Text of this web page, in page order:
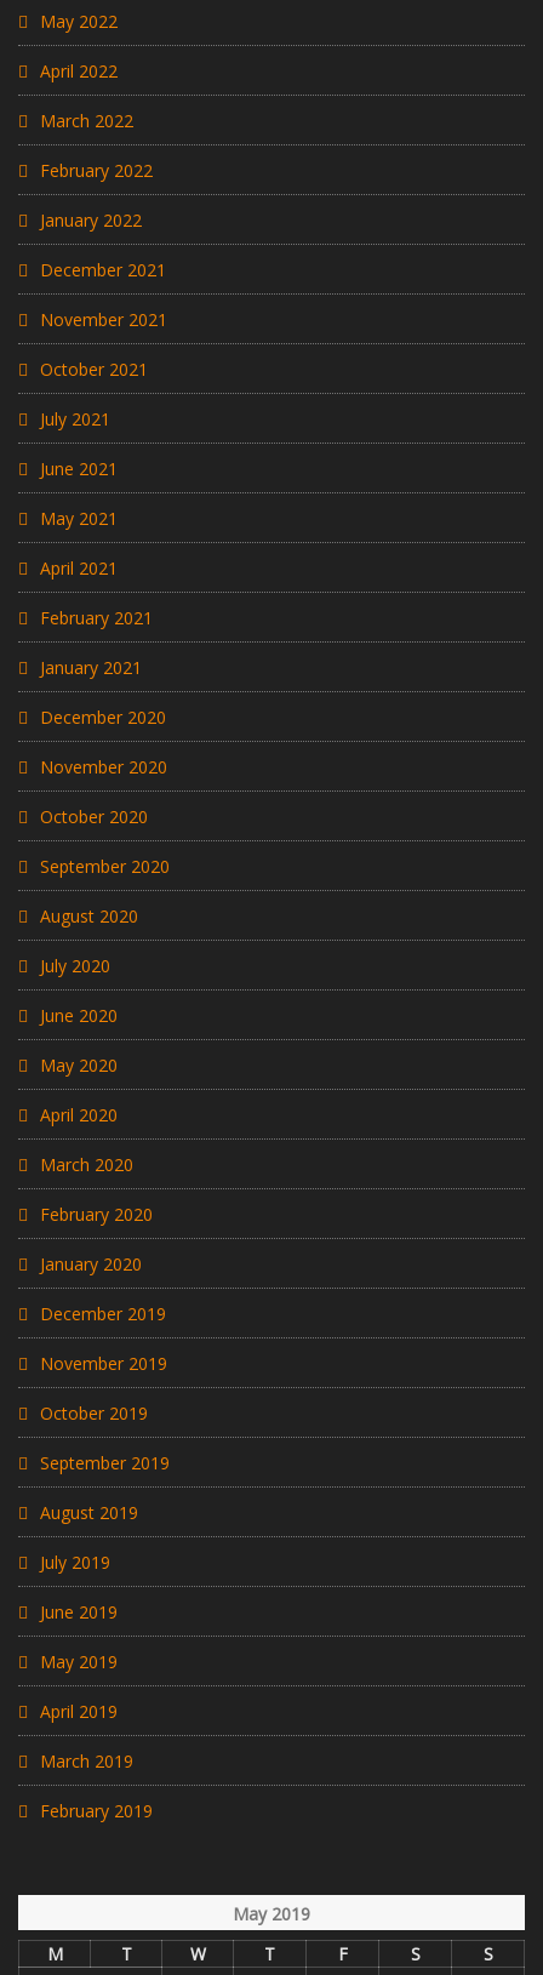
May 2022
April 2022
March 2022
February 2022
January 2022
December 2021
November 2021
October 2021
July 2021
June 2021
May 2021
April 2021
February 2021
January 2021
December 2020
November 2020
October 2020
September 2020
August 2020
July 2020
June 2020
May 2020
April 2020
March 2020
February 2020
January 2020
December 2019
November 2019
October 2019
September 2019
August 2019
July 2019
June 2019
May 2019
April 2019
March 2019
February 2019
May 2019
M
T W T F S
S